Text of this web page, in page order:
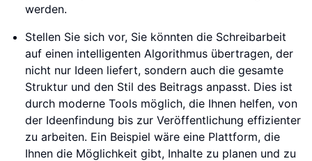
werden.
Stellen Sie sich vor, Sie könnten die Schreibarbeit
auf einen intelligenten Algorithmus übertragen, der
nicht nur Ideen liefert, sondern auch die gesamte
Struktur und den Stil des Beitrags anpasst. Dies ist
durch moderne Tools möglich, die Ihnen helfen, von
der Ideenfindung bis zur Veröffentlichung effizienter
zu arbeiten. Ein Beispiel wäre eine Plattform, die
Ihnen die Möglichkeit gibt, Inhalte zu planen und zu